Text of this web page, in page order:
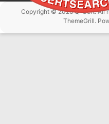
Copyright © 2026Q-Cert. All
ThemeGrill.